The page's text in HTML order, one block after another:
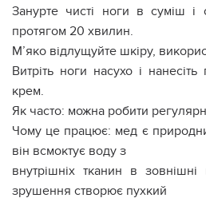
Занурте чисті ноги в суміш і
протягом 20 хвилин.
М’яко відлущуйте шкіру,
Витріть ноги насухо і
крем.
Як часто: можна робити
Чому це працює: мед є
він всмоктує воду з
внутрішніх тканин в
зрушення створює пухкий